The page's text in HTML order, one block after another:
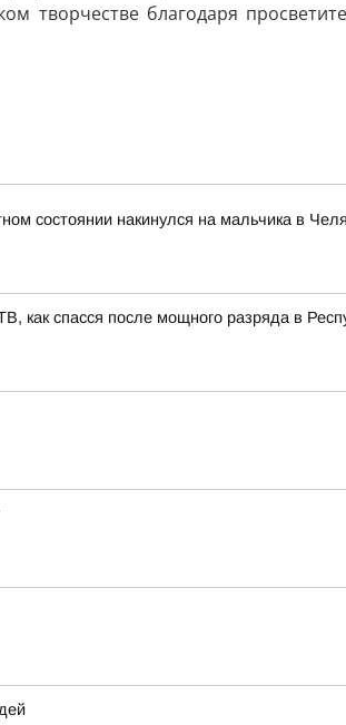
творчестве благодаря
состоянии накинулся на мальчика в
спасся после мощного разряда в